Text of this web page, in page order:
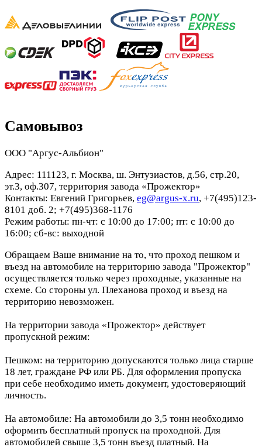
Самовывоз
ООО "Аргус-Альбион"
Адрес: 111123, г. Москва, ш. Энтузиастов, д.56, стр.20,
эт.3, оф.307, территория завода «Прожектор»
Контакты: Евгений Григорьев, eg@argus-x.ru, +7(495)123-
8101 доб. 2; +7(495)368-1176
Режим работы: пн-чт: с 10:00 до 17:00; пт: с 10:00 до
16:00; сб-вс: выходной
Обращаем Ваше внимание на то, что проход пешком и
въезд на автомобиле на территорию завода "Прожектор"
осуществляется только через проходные, указанные на
схеме. Со стороны ул. Плеханова проход и въезд на
территорию невозможен.
На территории завода «Прожектор» действует
пропускной режим:
Пешком: на территорию допускаются только лица старше
18 лет, граждане РФ или РБ. Для оформления пропуска
при себе необходимо иметь документ, удостоверяющий
личность.
На автомобиле: На автомобили до 3,5 тонн необходимо
оформить бесплатный пропуск на проходной. Для
автомобилей свыше 3,5 тонн въезд платный. На